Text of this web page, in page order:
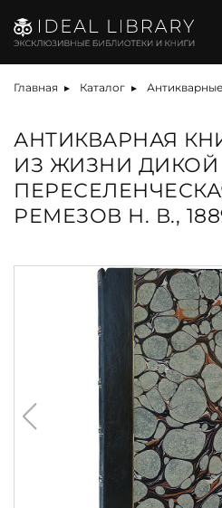
Главная Каталог
АНТИКВАРНАЯ
ИЗ ЖИЗНИ
РЕМЕЗОВ Н. В.,